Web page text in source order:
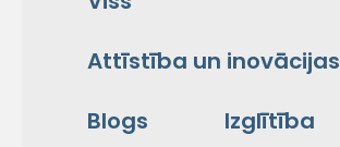
Attīstība un inovācijas
Blogs Izglītība